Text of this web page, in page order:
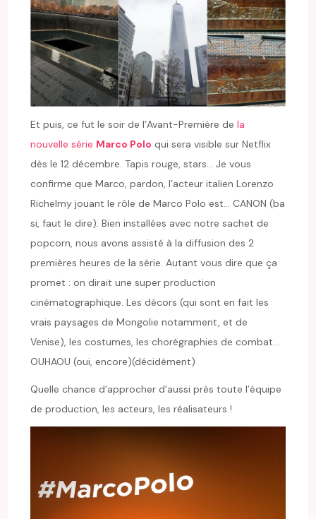
Et puis, ce fut le soir de l’Avant-Première dela
nouvelle série Marco Polo qui sera visible sur Netflix
dès le 12 décembre. Tapis rouge, stars… Je vous
confirme que Marco, pardon, l’acteur italien Lorenzo
Richelmy jouant le rôle de Marco Polo est… CANON (ba
si, faut le dire). Bien installées avec notre sachet de
popcorn, nous avons assisté à la diffusion des 2
premières heures de la série. Autant vous dire que ça
promet : on dirait une super production
cinématographique. Les décors (qui sont en fait les
vrais paysages de Mongolie notamment, et de
Venise), les costumes, les chorégraphies de combat…
OUHAOU (oui, encore)(décidément)
Quelle chance d’approcher d’aussi près toute l’équipe
de production, les acteurs, les réalisateurs !